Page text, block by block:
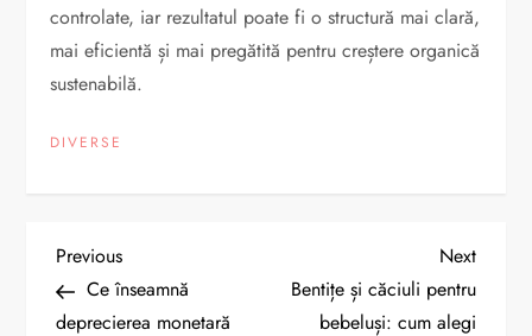
controlate, iar rezultatul poate fi o structură mai clară,
mai eficientă și mai pregătită pentru creștere organică
sustenabilă.
DIVERSE
N
a
Previous
Post
Previous
Ce înseamnă
deprecierea monetară
Next
Post
Next
Bentițe și căciuli pentru
bebeluși: cum alegi